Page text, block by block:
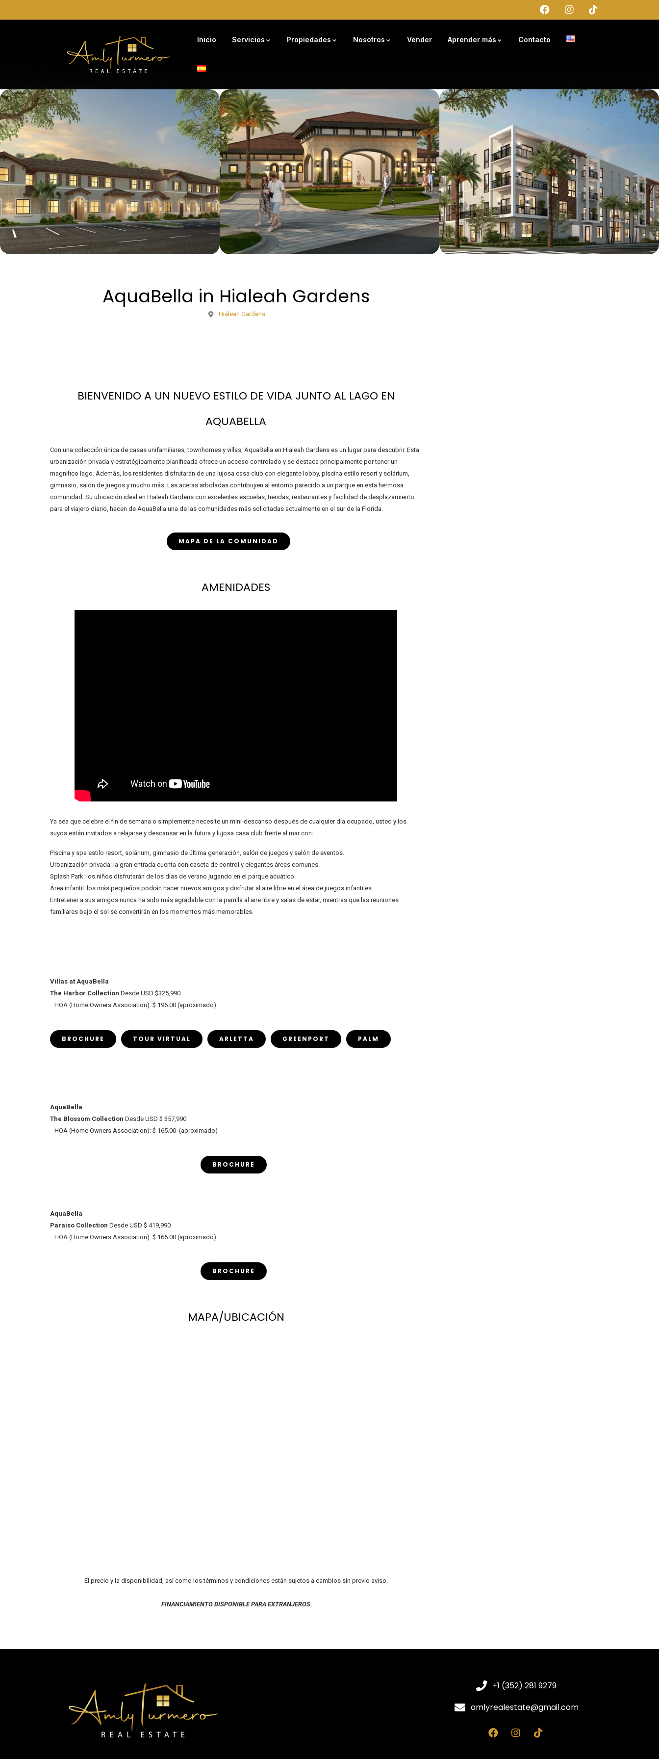
Inicio Servicios Propiedades Nosotros Vender Aprender más Contacto
AquaBella in Hialeah Gardens
Hialeah Gardens
BIENVENIDO A UN NUEVO ESTILO DE VIDA JUNTO AL LAGO EN
AQUABELLA
Con una colección única de casas unifamiliares, townhomes y villas, AquaBella en Hialeah Gardens es un lugar para descubrir. Esta
urbanización privada y estratégicamente planificada ofrece un acceso controlado y se destaca principalmente por tener un
magnífico lago. Además, los residentes disfrutarán de una lujosa casa club con elegante lobby, piscina estilo resort y solárium,
gimnasio, salón de juegos y mucho más. Las aceras arboladas contribuyen al entorno parecido a un parque en esta hermosa
comunidad. Su ubicación ideal en Hialeah Gardens con excelentes escuelas, tiendas, restaurantes y facilidad de desplazamiento
para el viajero diario, hacen de AquaBella una de las comunidades más solicitadas actualmente en el sur de la Florida.
MAPA DE LA COMUNIDAD
AMENIDADES
Ya sea que celebre el fin de semana o simplemente necesite un mini-descanso después de cualquier día ocupado, usted y los
suyos están invitados a relajarse y descansar en la futura y lujosa casa club frente al mar con:
Piscina y spa estilo resort, solárium, gimnasio de última generación, salón de juegos y salón de eventos.
Urbanización privada: la gran entrada cuenta con caseta de control y elegantes áreas comunes.
Splash Park: los niños disfrutarán de los días de verano jugando en el parque acuático.
Área infantil: los más pequeños podrán hacer nuevos amigos y disfrutar al aire libre en el área de juegos infantiles.
Entretener a sus amigos nunca ha sido más agradable con la parrilla al aire libre y salas de estar, mientras que las reuniones
familiares bajo el sol se convertirán en los momentos más memorables.
Villas at AquaBella
The Harbor Collection Desde USD $325,990
HOA (Home Owners Association): $ 196.00 (aproximado)
BROCHURE TOUR VIRTUAL ARLETTA GREENPORT PALM
AquaBella
The Blossom Collection Desde USD $ 357,990
HOA (Home Owners Association): $ 165.00 (aproximado)
BROCHURE
AquaBella
Paraiso Collection Desde USD $ 419,990
HOA (Home Owners Association): $ 165.00 (aproximado)
BROCHURE
MAPA/UBICACIÓN
El precio y la disponibilidad, así como los términos y condiciones están sujetos a cambios sin previo aviso.
FINANCIAMIENTO DISPONIBLE PARA EXTRANJEROS
+1 (352) 281 9279
amlyrealestate@gmail.com